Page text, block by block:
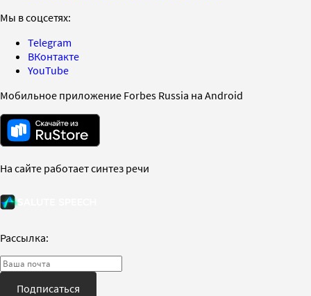
Мы в соцсетях:
Telegram
ВКонтакте
YouTube
Мобильное приложение Forbes Russia на Android
На сайте работает синтез речи
Рассылка:
Подписаться